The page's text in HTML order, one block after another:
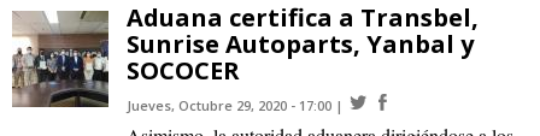
Aduana certifica a Transbel,
Sunrise Autoparts, Yanbal y
SOCOCER
Jueves, Octubre 29, 2020 - 17:00